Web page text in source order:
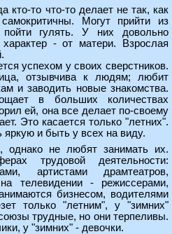
кто-то что-то делает не так, как
Могут прийти из
гулять. У них довольно
- от матери. Взрослая
успехом у своих сверстников.
отзывчива к людям; любит
и заводить новые знакомства.
в больших количествах
ей, она все делает по-своему
Это касается только "летних".
и быть у всех на виду.
однако не любят занимать их.
трудовой деятельности:
артистами драмтеатров,
телевидении - режиссерами,
бизнесом, водителями
только "летним", у "зимних"
трудные, но они терпеливы.
у "зимних" - девочки.